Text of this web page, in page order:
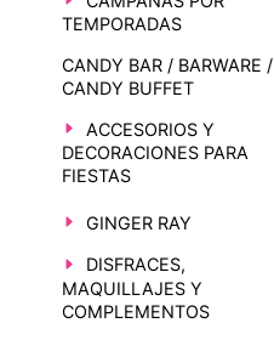
TEMPORADAS
CANDY BAR / BARWARE /
CANDY BUFFET
ACCESORIOS Y
DECORACIONES PARA
FIESTAS
GINGER RAY
DISFRACES,
MAQUILLAJES Y
COMPLEMENTOS